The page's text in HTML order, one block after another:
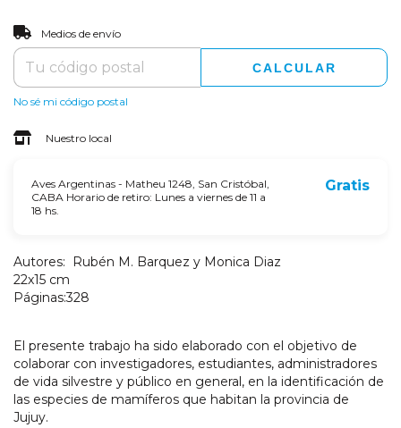
Entregas para el CP:
Medios de envío
CALCULAR
No sé mi código postal
Nuestro local
Aves Argentinas - Matheu 1248, San Cristóbal,
CABA Horario de retiro: Lunes a viernes de 11 a
18 hs.
Gratis
Autores: Rubén M. Barquez y Monica Diaz
22x15 cm
Páginas:328
El presente trabajo ha sido elaborado con el objetivo de
colaborar con investigadores, estudiantes, administradores
de vida silvestre y público en general, en la identificación de
las especies de mamíferos que habitan la provincia de
Jujuy.